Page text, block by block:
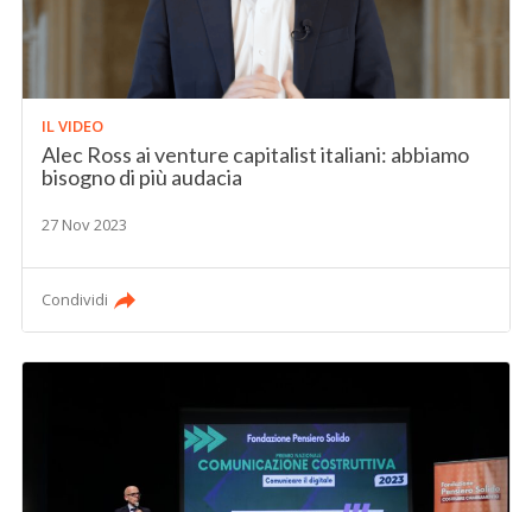
IL VIDEO
Alec Ross ai venture capitalist italiani: abbiamo
bisogno di più audacia
27 Nov 2023
Condividi